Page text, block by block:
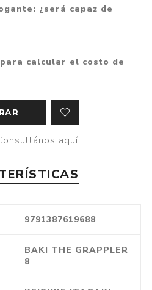
¿será capaz de
calcular el costo de
aquí
9791387619688
BAKI THE GRAPPLER
8